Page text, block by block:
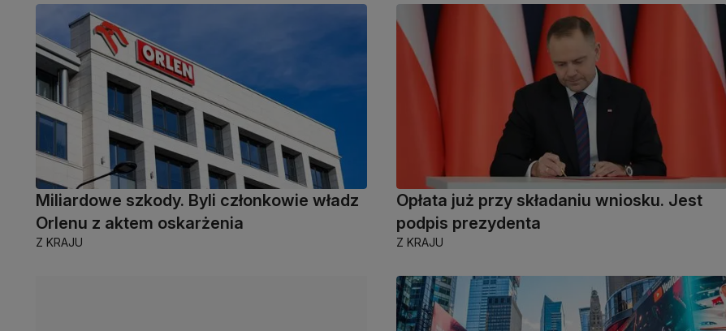
Miliardowe szkody. Byli członkowie władz
Orlenu z aktem oskarżenia
Z KRAJU
Opłata już przy składaniu wniosku. Jest
podpis prezydenta
Z KRAJU